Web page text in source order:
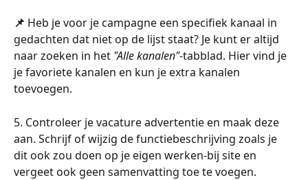
📌 Heb je voor je campagne een specifiek kanaal in
gedachten dat niet op de lijst staat? Je kunt er altijd
naar zoeken in het "Alle kanalen"-tabblad. Hier vind je
je favoriete kanalen en kun je extra kanalen
toevoegen.
5. Controleer je vacature advertentie en maak deze
aan. Schrijf of wijzig de functiebeschrijving zoals je
dit ook zou doen op je eigen werken-bij site en
vergeet ook geen samenvatting toe te voegen.